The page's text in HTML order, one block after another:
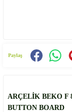
Paylaş
ARÇELİK BEKO F
BUTTON BOARD